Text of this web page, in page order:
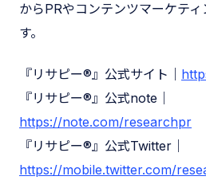
からPRやコンテンツマーケテ
す。
『リサピー®︎』公式サイト｜
『リサピー®︎』公式note｜
https://note.com/researchpr
『リサピー®︎』公式Twitter｜
https://mobile.twitter.com/